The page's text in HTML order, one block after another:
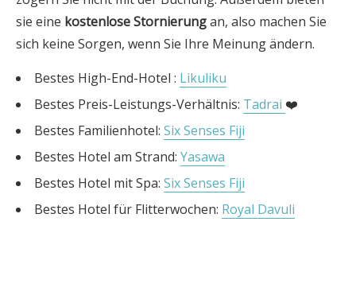
sie eine kostenlose Stornierungan, also machen Sie
sich keine Sorgen, wenn Sie Ihre Meinung ändern.
Bestes High-End-Hotel : Likuliku
Bestes Preis-Leistungs-Verhältnis: Tadrai ❤️
Bestes Familienhotel: Six Senses Fiji
Bestes Hotel am Strand: Yasawa
Bestes Hotel mit Spa: Six Senses Fiji
Bestes Hotel für Flitterwochen: Royal Davuli